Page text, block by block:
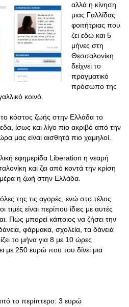
αλλά η κίνηση
μιας Γαλλίδας
φοιτήτριας που
ζει εδώ και 5
μήνες στη
Θεσσαλονίκη
δείχνει το
πραγματικό
πρόσωπο της
κοινό.
κόστος ζωής στην Ελλάδα το
ίσως και λίγο πιο ακριβό από την
μας είναι αισθητά πιο χαμηλοί.
εφημερίδα Liberation η νεαρή
και ζει από κοντά την κρίση
μέρα η ζωή στην Ελλάδα.
της τις αγορές, ενώ στο τέλος
τιμές είναι περίπου ίδιες με αυτές
Πώς μπορεί κάποιος να ζήσει την
φάρμακα, σχολεία, τα δάνειά
το μήνα για 8 με 10 ώρες
με 250 ευρώ που του δίνει μια
το περίπτερο: 3 ευρώ